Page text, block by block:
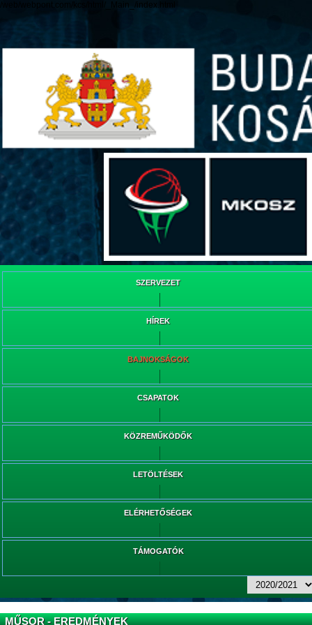
/web/webpont.com/kcs/html/_Main_/index.html
SZERVEZET
HÍREK
BAJNOKSÁGOK
CSAPATOK
KÖZREMŰKÖDŐK
LETÖLTÉSEK
ELÉRHETŐSÉGEK
TÁMOGATÓK
MŰSOR - EREDMÉNYEK